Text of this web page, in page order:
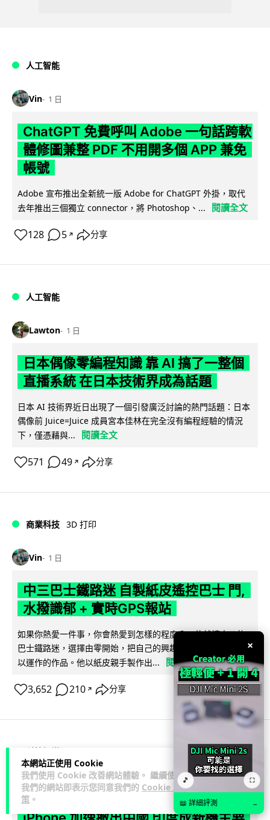
本網站正使用 Cookie
我們使用 Cookie 改善網站體驗。 繼續使用
我們的網站即表示您同意我們的 Cookie 政
策 。
人工智能
Vin 1 日
ChatGPT 免費呼叫 Adobe 一句話跨軟
體修圖兼整 PDF 不用開多個 APP 兼免
帳號
Adobe 宣布推出全新統一版 Adobe for ChatGPT 外掛，取代
去年推出三個獨立 connector，將 Photoshop、...
閱讀全文
128 5 ↗ 分享
人工智能
Lawton 1 日
日本偶像零編程知識 靠 AI 搞了一整個
直播系統 在日本技術界成為話題
日本 AI 技術界近日出現了一個引發廣泛討論的熱門話題：日本
偶像前 Juice=Juice 成員宮本佳林在完全沒有編程經驗的情況
下，僅憑藉與...
閱讀全文
571 49 ↗ 分享
商業科技 3D 打印
Vin 1 日
中三巴士鐵路迷 自製紙皮遙控巴士 門,
水撥識郁 + 實時GPS報站
如果你熱愛一件事，你會熱愛到怎樣的程度？一位就讀中三的
巴士鐵路迷，選擇由零開始，把自己的興趣一步步變成真正可
以運作的作品。他以紙皮親手製作出...
閱讀全文
3,652 210 ↗ 分享
Vin 1 日
×
🎵 ⛶
📖 詳細評測 →